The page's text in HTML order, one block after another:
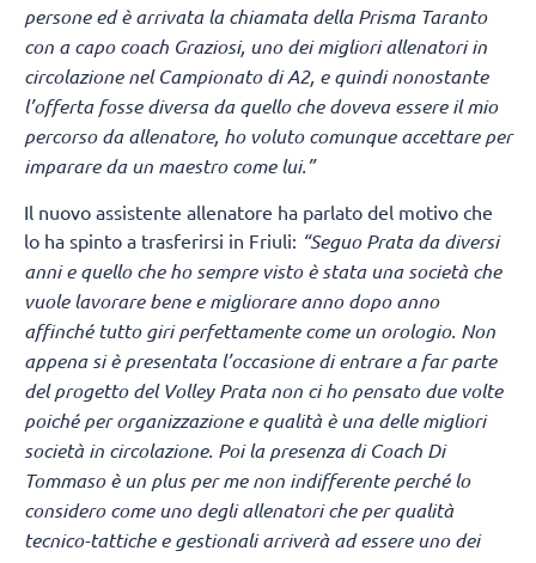
persone ed è arrivata la chiamata della Prisma Taranto
con a capo coach Graziosi, uno dei migliori allenatori in
circolazione nel Campionato di A2, e quindi nonostante
l’offerta fosse diversa da quello che doveva essere il mio
percorso da allenatore, ho voluto comunque accettare per
imparare da un maestro come lui.”
Il nuovo assistente allenatore ha parlato del motivo che
lo ha spinto a trasferirsi in Friuli: “Seguo Prata da diversi
anni e quello che ho sempre visto è stata una società che
vuole lavorare bene e migliorare anno dopo anno
affinché tutto giri perfettamente come un orologio. Non
appena si è presentata l’occasione di entrare a far parte
del progetto del Volley Prata non ci ho pensato due volte
poiché per organizzazione e qualità è una delle migliori
società in circolazione. Poi la presenza di Coach Di
Tommaso è un plus per me non indifferente perché lo
considero come uno degli allenatori che per qualità
tecnico-tattiche e gestionali arriverà ad essere uno dei